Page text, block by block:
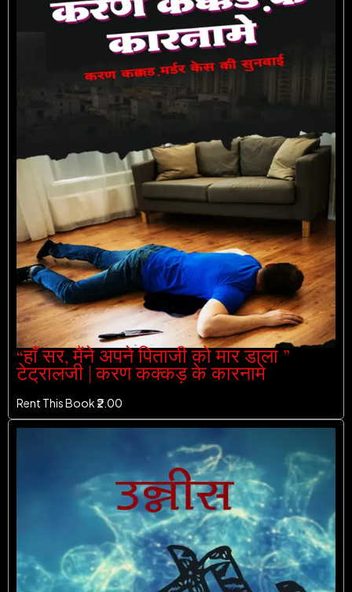
“हाँ सर, मैंने अपने पिताजी को मार डाला ”
टेट्रालजी | करण कक्कड़ के कारनामे
Rent This Book ₹ 2.00